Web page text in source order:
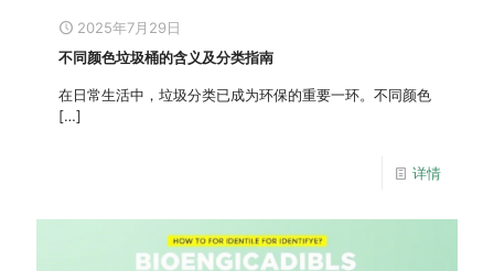
2025年7月29日
不同颜色垃圾桶的含义及分类指南
在日常生活中，垃圾分类已成为环保的重要一环。不同颜色
[…]
详情